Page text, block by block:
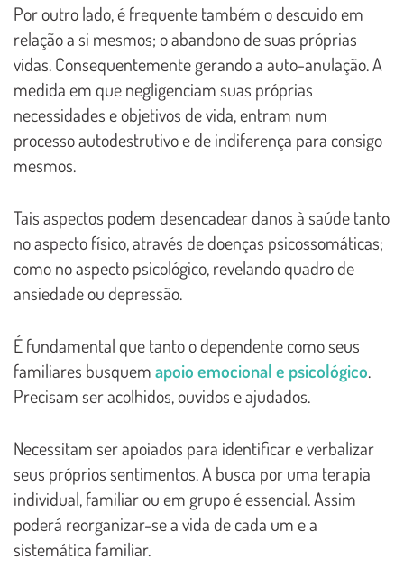
Por outro lado, é frequente também o descuido em
relação a si mesmos; o abandono de suas próprias
vidas. Consequentemente gerando a auto-anulação. A
medida em que negligenciam suas próprias
necessidades e objetivos de vida, entram num
processo autodestrutivo e de indiferença para consigo
mesmos.
Tais aspectos podem desencadear danos à saúde tanto
no aspecto físico, através de doenças psicossomáticas;
como no aspecto psicológico, revelando quadro de
ansiedade ou depressão.
É fundamental que tanto o dependente como seus
familiares busquemapoio emocional e psicológico.
Precisam ser acolhidos, ouvidos e ajudados.
Necessitam ser apoiados para identificar e verbalizar
seus próprios sentimentos. A busca por uma terapia
individual, familiar ou em grupo é essencial. Assim
poderá reorganizar-se a vida de cada um e a
sistemática familiar.